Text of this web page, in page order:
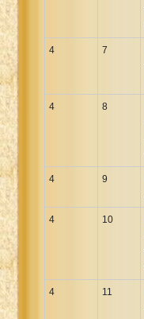
4 7
4 8
4 9
4 10
4 11